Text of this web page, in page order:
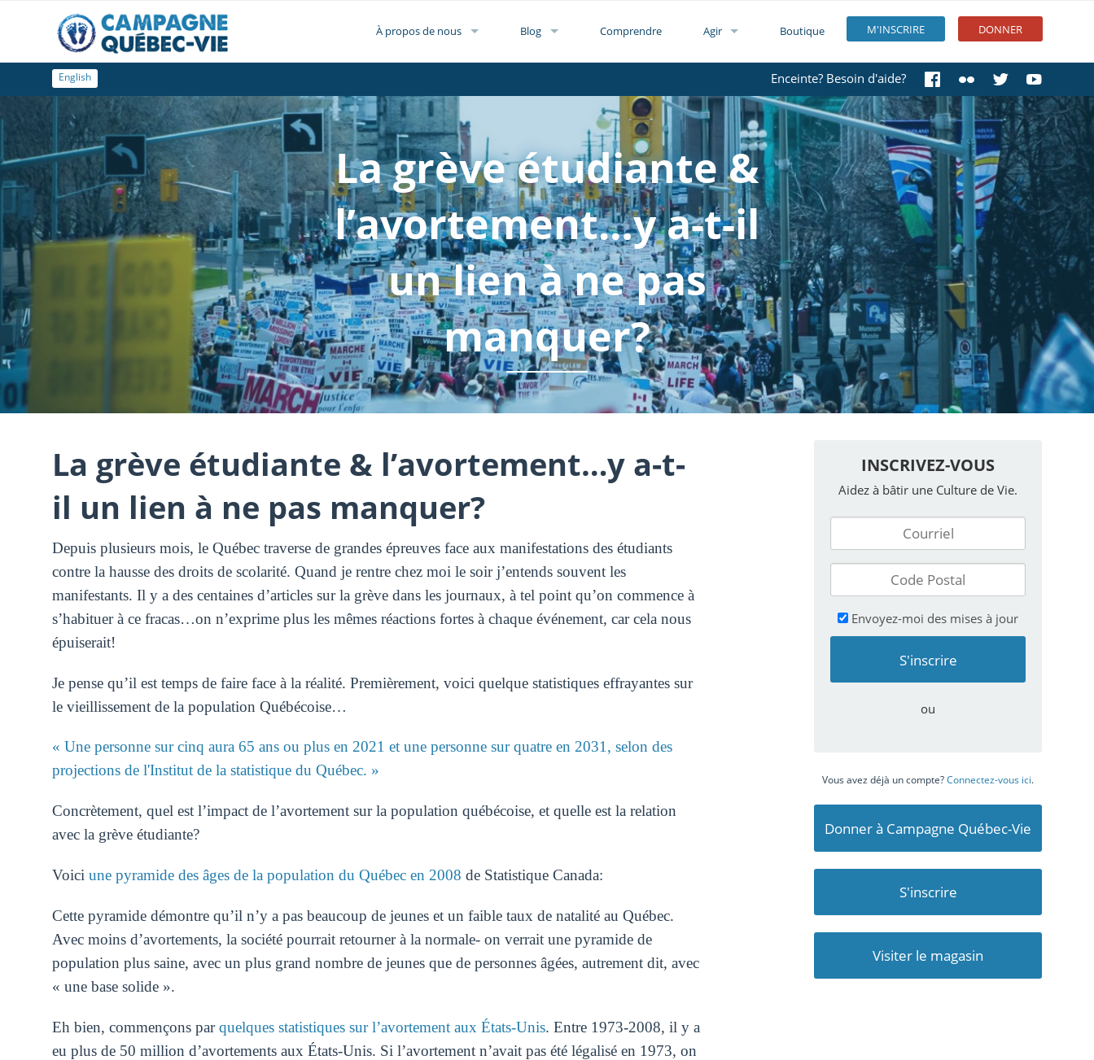
M'INSCRIRE DONNER
À propos de nous Blog Comprendre Agir Boutique
Enceinte? Besoin d'aide?
English
La grève étudiante &
l’avortement…y a-t-il
un lien à ne pas
manquer?
La grève étudiante & l’avortement…y a-t-
il un lien à ne pas manquer?
Depuis plusieurs mois, le Québec traverse de grandes épreuves face aux manifestations des étudiants
contre la hausse des droits de scolarité. Quand je rentre chez moi le soir j’entends souvent les
manifestants. Il y a des centaines d’articles sur la grève dans les journaux, à tel point qu’on commence à
s’habituer à ce fracas…on n’exprime plus les mêmes réactions fortes à chaque événement, car cela nous
épuiserait!
Je pense qu’il est temps de faire face à la réalité. Premièrement, voici quelque statistiques effrayantes sur
le vieillissement de la population Québécoise…
« Une personne sur cinq aura 65 ans ou plus en 2021 et une personne sur quatre en 2031, selon des
projections de l'Institut de la statistique du Québec. »
Concrètement, quel est l’impact de l’avortement sur la population québécoise, et quelle est la relation
avec la grève étudiante?
Voici une pyramide des âges de la population du Québec en 2008 de Statistique Canada:
Cette pyramide démontre qu’il n’y a pas beaucoup de jeunes et un faible taux de natalité au Québec.
Avec moins d’avortements, la société pourrait retourner à la normale- on verrait une pyramide de
population plus saine, avec un plus grand nombre de jeunes que de personnes âgées, autrement dit, avec
« une base solide ».
Eh bien, commençons parquelques statistiques sur l’avortement aux États-Unis. Entre 1973-2008, il y a
eu plus de 50 million d’avortements aux États-Unis. Si l’avortement n’avait pas été légalisé en 1973, on
INSCRIVEZ-VOUS
Aidez à bâtir une Culture de Vie.
Envoyez-moi des mises à jour
ou
Vous avez déjà un compte?Connectez-vous ici.
Donner à Campagne Québec-Vie
S'inscrire
Visiter le magasin